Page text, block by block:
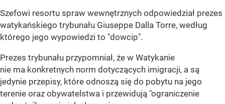
Szefowi resortu spraw wewnętrznych odpowiedział prezes
watykańskiego trybunału Giuseppe Dalla Torre, według
którego jego wypowiedzi to "dowcip".
Prezes trybunału przypomniał, że w Watykanie
nie ma konkretnych norm dotyczących imigracji, a są
jedynie przepisy, które odnoszą się do pobytu na jego
terenie oraz obywatelstwa i przewidują "ograniczenie